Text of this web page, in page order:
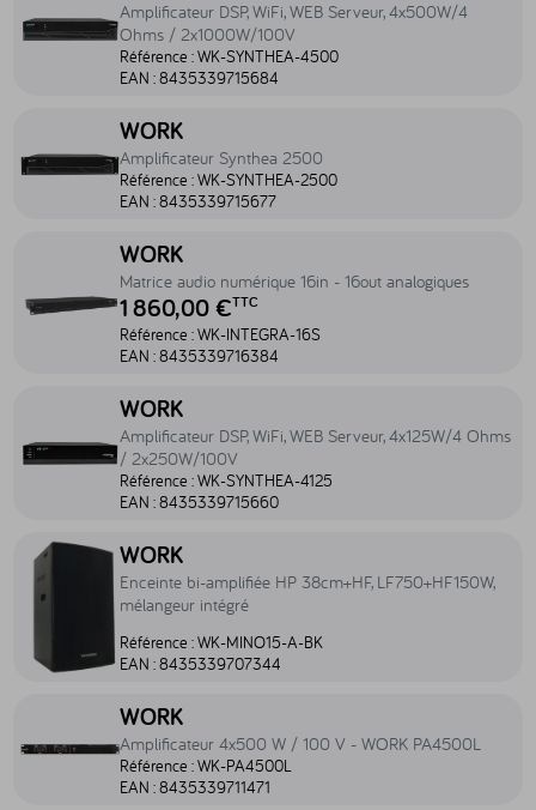
Amplificateur DSP, WiFi, WEB Serveur, 4x500W/4
Ohms / 2x1000W/100V
Référence :WK-SYNTHEA-4500
EAN :8435339715684
Accéder au produit Amplificateur Synthea 2500 - WK-SYNTHEA-
WORK
Amplificateur Synthea 2500
Référence :WK-SYNTHEA-2500
EAN :8435339715677
Accéder au produit Matrice audio numérique 16in - 16out
WORK
Matrice audio numérique 16in - 16out analogiques
1 860,00 €TTC
Référence :WK-INTEGRA-16S
EAN :8435339716384
Accéder au produit Amplificateur DSP, WiFi, WEB Serveur,
WORK
Amplificateur DSP, WiFi, WEB Serveur, 4x125W/4 Ohms
/ 2x250W/100V
Référence :WK-SYNTHEA-4125
EAN :8435339715660
Accéder au produit Enceinte bi-amplifiée HP 38cm+HF,
WORK
Enceinte bi-amplifiée HP 38cm+HF, LF750+HF150W,
mélangeur intégré
Référence :WK-MINO15-A-BK
EAN :8435339707344
Accéder au produit Amplificateur 4x500 W / 100 V - WORK
WORK
Amplificateur 4x500 W / 100 V - WORK PA4500L
Référence :WK-PA4500L
EAN :8435339711471